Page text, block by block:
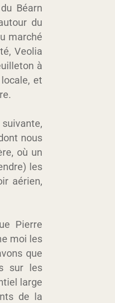
Béarn
du
marché
Veolia
à
et
nous
où un
les
aérien,
Pierre
moi les
que
sur les
large
de la